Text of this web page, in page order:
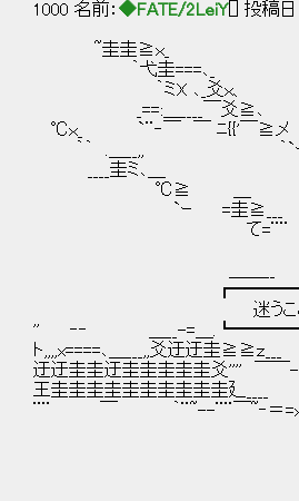
1000 名前： ◆FATE/2LeiY[] 投稿日
~圭圭≧ｘ_ ｀
｀弋圭===､_
｀ミX ､_爻ｘ
_==:＿____
℃ｘ_ `¨‐￣ ￣
｀｀ .＿__,,
____圭ミ
℃≧ ＿ ｀
`ｰ =圭
て=¨¨ ‐=＿
== ___￣圭
＿＿__ ￣-===~＝
迷うことなく、その
'' ‐‐ ＿__-=＿
ト,,,,x====､＿___,,爻迂迂
迂迂圭圭迂圭圭圭圭圭爻''''
王圭圭圭圭圭圭圭圭圭圭廴
¨¨ ￣ ｀¨~--¨¨￣~‐＝=ｘ
＿___ ￣圭圭圭圭
｀¨====┘ ｀~=圭
,,,,,===＿＿＿＿,,,,,